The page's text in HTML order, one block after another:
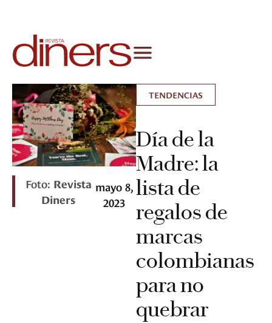
Foto: Revista
Diners
mayo 8,
2023
TENDENCIAS
Día de la
Madre: la
lista de
regalos de
marcas
colombianas
para no
quebrar